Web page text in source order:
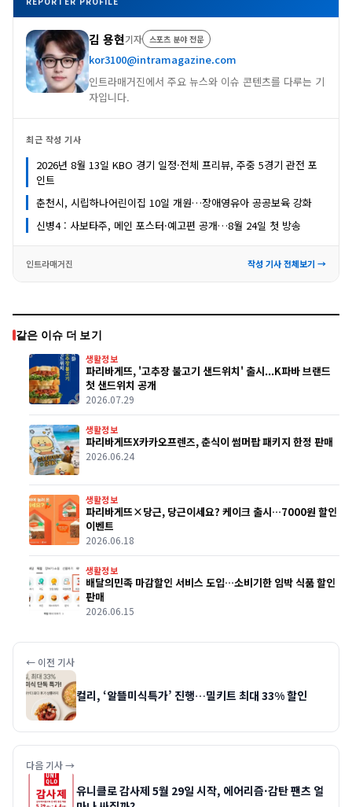
김 용현기자 스포츠 분야 전문
kor3100@intramagazine.com
인트라매거진에서 주요 뉴스와 이슈 콘텐츠를 다루는 기
자입니다.
최근 작성 기사
2026년 8월 13일 KBO 경기 일정·전체 프리뷰, 주중 5경기 관전 포
인트
춘천시, 시립하나어린이집 10일 개원…장애영유아 공공보육 강화
신병4 : 사보타주, 메인 포스터·예고편 공개…8월 24일 첫 방송
인트라매거진 작성 기사 전체보기 →
같은 이슈 더 보기
생활정보
파리바게뜨, '고추장 불고기 샌드위치' 출시...K파바 브랜드
첫 샌드위치 공개
2026.07.29
생활정보
파리바게뜨X카카오프렌즈, 춘식이 썸머팝 패키지 한정 판매
2026.06.24
생활정보
파리바게뜨×당근, 당근이세요? 케이크 출시…7000원 할인
이벤트
2026.06.18
생활정보
배달의민족 마감할인 서비스 도입…소비기한 임박 식품 할인
판매
2026.06.15
← 이전 기사
컬리, ‘알뜰미식특가’ 진행…밀키트 최대 33% 할인
다음 기사 →
유니클로 감사제 5월 29일 시작, 에어리즘·감탄 팬츠 얼